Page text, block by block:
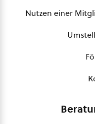
Nutzen einer